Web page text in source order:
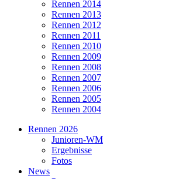
Rennen 2014
Rennen 2013
Rennen 2012
Rennen 2011
Rennen 2010
Rennen 2009
Rennen 2008
Rennen 2007
Rennen 2006
Rennen 2005
Rennen 2004
Rennen 2026
Junioren-WM
Ergebnisse
Fotos
News